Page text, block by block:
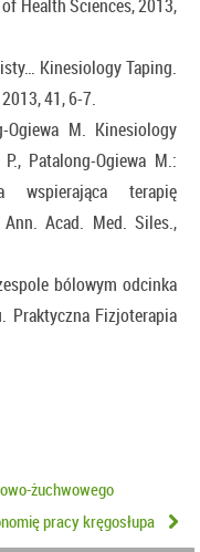
Health Sciences, 2013,
Kinesiology Taping.
41, 6-7.
Ogiewa M. Kinesiology
Patalong-Ogiewa M.:
wspierająca terapię
Acad. Med. Siles.,
bólowym odcinka
Praktyczna Fizjoterapia
żuchwowego
pracy kręgosłupa